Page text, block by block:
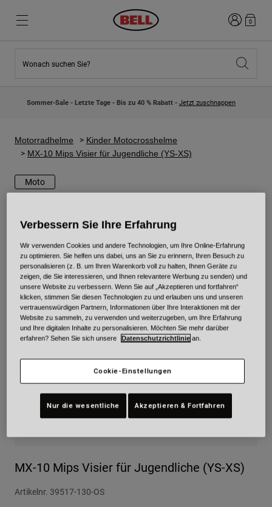
Neuzugänge
Kinder Motocrosshelme
Lifestyle
Jets
Motocross
Adventure
Retro
Ersatzteile
Alle Artikel anzeigen
Neuzugänge
Lifestyle
Entdecke Bike
Fullface
Road & Gravel
Urban
BMX
Alle Artikel anzeigen
Anmelden
0
Wonach suchen Sie?
Sommer-Sale - Letzte Tage - Bis zu 40 % Rabatt - Jetzt zuschnappen
Motorradhelme
Kinder Motocrosshelme
MX-10 Mips Visier für Jugendliche (YS-XS)
Moto
MX-10 Mips Visier für Jugendliche (YS-XS)
Artikelnr. 39517-130-OS
Verbessern Sie Ihre Erfahrung
Wir verwenden Cookies und andere Technologien, um Ihre Online-Erfahrung
zu optimieren. Sie helfen uns dabei, uns an Sie zu erinnern, Ihren Besuch zu
personalisieren (z. B. um Ihren Warenkorb voll zu halten, Ihnen Geräte zu
zeigen, die Sie interessieren, und Ihnen relevantere Werbung zu senden) und
unsere Website zu verbessern. Wenn Sie auf „Akzeptieren und fortfahren“
klicken, stimmen Sie diesen Technologien zu und erlauben uns und unseren
vertrauenswürdigen Partnern, Informationen über Ihre Interaktionen mit der
Website zu sammeln, zu verwenden und weiterzugeben, um Ihre Erfahrung
und Ihre digitalen Inhalte zu personalisieren. Möchten Sie mehr darüber
erfahren? Sehen Sie sich unsere
Datenschutzrichtlinie an.
Cookie-Einstellungen
Nur die wesentliche Akzeptieren & Fortfahren